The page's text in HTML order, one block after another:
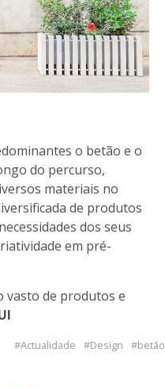
o betão e o
do percurso,
materiais no
de produtos
dos seus
em pré-
vasto de produtos e
Actualidade Design betão